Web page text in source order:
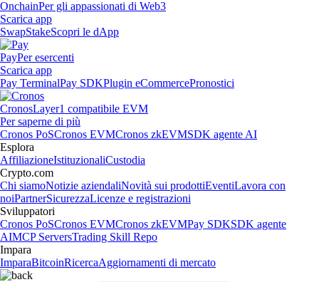
OnchainPer gli appassionati di Web3
Scarica app
SwapStakeScopri le dApp
PayPer esercenti
Scarica app
Pay TerminalPay SDKPlugin eCommercePronostici
CronosLayer1 compatibile EVM
Per saperne di più
Cronos PoSCronos EVMCronos zkEVMSDK agente AI
Esplora
AffiliazioneIstituzionaliCustodia
Crypto.com
Chi siamoNotizie aziendaliNovità sui prodottiEventiLavora con
noiPartnerSicurezzaLicenze e registrazioni
Sviluppatori
Cronos PoSCronos EVMCronos zkEVMPay SDKSDK agente
AIMCP ServersTrading Skill Repo
Impara
ImparaBitcoinRicercaAggiornamenti di mercato